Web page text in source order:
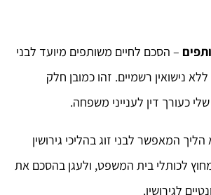
– הסכם לחיים משותפים מיועד לבני
ללא נישואין רשמיים. זהו כמובן חלק
כעורך דין לענייני משפחה.
הליך המאפשר לבני זוג בהליכי גירושין
לכותלי בית המשפט, ולעגן בהסכם את
לגירושין.